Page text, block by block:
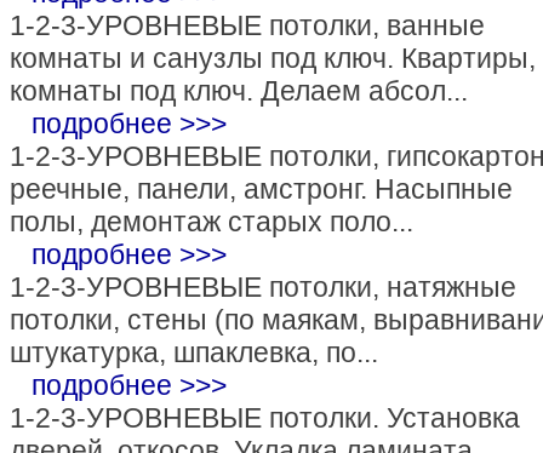
1-2-3-УРОВНЕВЫЕ потолки, ванные
комнаты и санузлы под ключ. Квартиры,
комнаты под ключ. Делаем абсол...
подробнее >>>
1-2-3-УРОВНЕВЫЕ потолки,
реечные, панели, амстронг. Насыпные
полы, демонтаж старых поло...
подробнее >>>
1-2-3-УРОВНЕВЫЕ потолки, натяжные
потолки, стены (по маякам,
штукатурка, шпаклевка, по...
подробнее >>>
1-2-3-УРОВНЕВЫЕ потолки. Установка